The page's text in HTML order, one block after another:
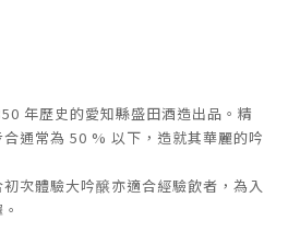
年歷史的愛知縣盛田酒造出品。精
通常為 50 % 以下，造就其華麗的吟
次體驗大吟醸亦適合經驗飲者，為入